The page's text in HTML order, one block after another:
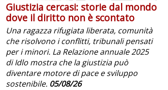
Giustizia cercasi: storie dal mondo
dove il diritto non è scontato
Una ragazza rifugiata liberata, comunità
che risolvono i conflitti, tribunali pensati
per i minori. La Relazione annuale 2025
di Idlo mostra che la giustizia può
diventare motore di pace e sviluppo
sostenibile. 05/08/26